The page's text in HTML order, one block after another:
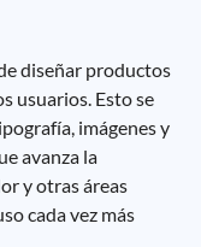
diseñar productos
usuarios. Esto se
imágenes y
avanza la
y otras áreas
cada vez más